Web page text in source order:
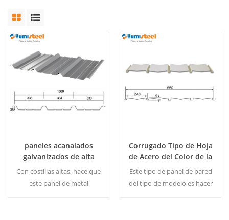
paneles acanalados
galvanizados de alta
costilla para pared
Con costillas altas, hace que
este panel de metal
Corrugado Tipo de Hoja
de Acero del Color de la
Pared
Este tipo de panel de pared
del tipo de modelo es hacer